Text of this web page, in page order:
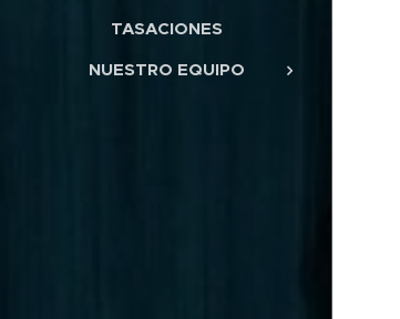
TASACIONES
NUESTRO EQUIPO